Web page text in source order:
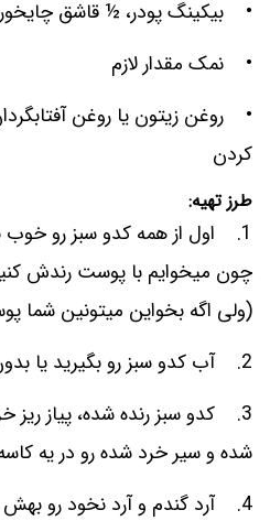
• بیکینگ پودر، ½ قاشق
• نمک مقدار لازم
• روغن زیتون یا روغن
کردن
طرز تهیه:
1. اول از همه کدو سبز رو
چون میخوایم با پوست رندش
(ولی اگه بخواین میتونین شما
2. آب کدو سبز رو بگیرید یا بدون روغن تفتش بدید.
3. کدو سبز رنده شده، پیاز
شده و سیر خرد شده رو در یه
4. آرد گندم و آرد نخود رو بهش اضافه کنید.